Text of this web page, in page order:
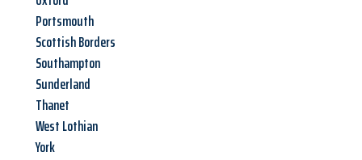
Portsmouth
Scottish Borders
Southampton
Sunderland
Thanet
West Lothian
York